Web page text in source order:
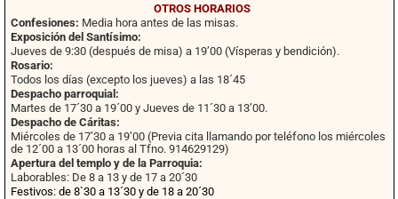
OTROS HORARIOS
Confesiones: Media hora antes de las misas.
Exposición del Santísimo:
Jueves de 9:30 (después de misa) a 19’00 (Vísperas y bendición).
Rosario:
Todos los días (excepto los jueves) a las 18´45
Despacho parroquial:
Martes de 17´30 a 19´00 y Jueves de 11´30 a 13’00.
Despacho de Cáritas:
Miércoles de 17’30 a 19’00 (Previa cita llamando por teléfono los miércoles
de 12´00 a 13´00 horas al Tfno. 914629129)
Apertura del templo y de la Parroquia:
Laborables: De 8 a 13 y de 17 a 20´30
Festivos: de 8`30 a 13´30 y de 18 a 20´30